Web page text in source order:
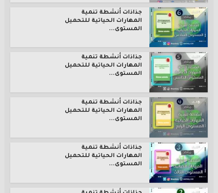
جذاذات أنشطة تنمية
المهارات الحياتية للتحميل
المستوى...
جذاذات أنشطة تنمية
المهارات الحياتية للتحميل
المستوى...
جذاذات أنشطة تنمية
المهارات الحياتية للتحميل
المستوى...
جذاذات أنشطة تنمية
المهارات الحياتية للتحميل
المستوى...